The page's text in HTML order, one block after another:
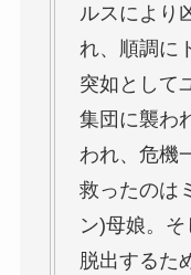
ルスにより
れ、順調に
突如として
集団に襲わ
われ、危機
救ったのは
ン)母娘。
脱出するた